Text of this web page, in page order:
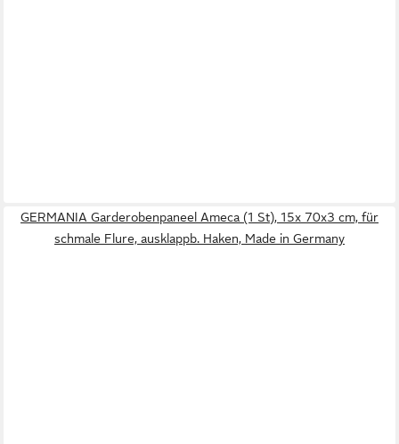
GERMANIA Garderobenpaneel Ameca (1 St), 15x 70x3 cm, für
schmale Flure, ausklappb. Haken, Made in Germany